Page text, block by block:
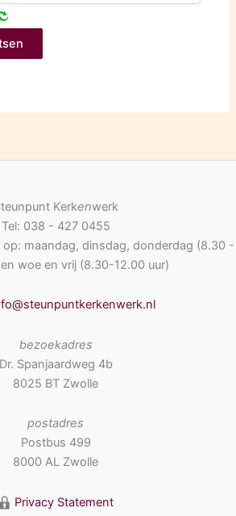
Kerkenwerk
Tel: 038 - 427 0455
op: maandag, dinsdag, donderdag (8.30 -
woe en vrij (8.30-12.00 uur)
bezoekadres
Dr. Spanjaardweg 4b
8025 BT Zwolle
postadres
Postbus 499
8000 AL Zwolle
Privacy Statement